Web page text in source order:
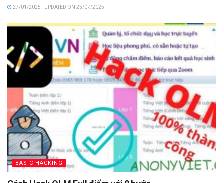
27/01/2025 - UPDATED ON 25/07/2025
BASIC HACKING